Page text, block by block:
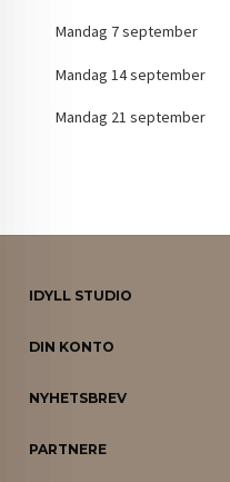
Mandag 7 september
Mandag 14 september
Mandag 21 september
IDYLL STUDIO
DIN KONTO
NYHETSBREV
PARTNERE